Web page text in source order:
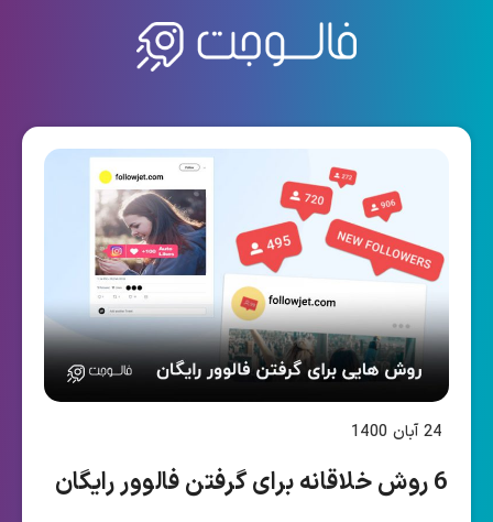
6 روش خلاقانه برای گرفتن فالوور رایگان